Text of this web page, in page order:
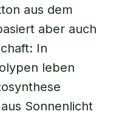
aus dem
aber auch
In
leben
Sonnenlicht